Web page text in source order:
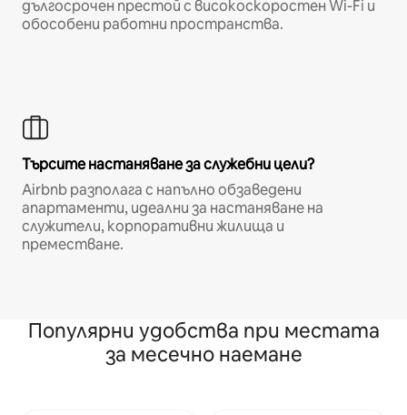
дългосрочен престой с високоскоростен Wi-Fi и
обособени работни пространства.
Търсите настаняване за служебни цели?
Airbnb разполага с напълно обзаведени
апартаменти, идеални за настаняване на
служители, корпоративни жилища и
преместване.
Популярни удобства при местата
за месечно наемане